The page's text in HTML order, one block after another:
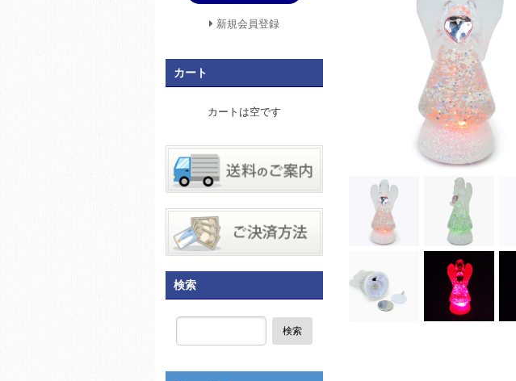
新規会員登録
カート
カートは空です
検索
検索